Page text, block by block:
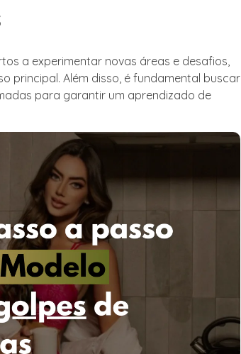
a experimentar novas áreas e desafios,
principal. Além disso, é fundamental buscar
para garantir um aprendizado de